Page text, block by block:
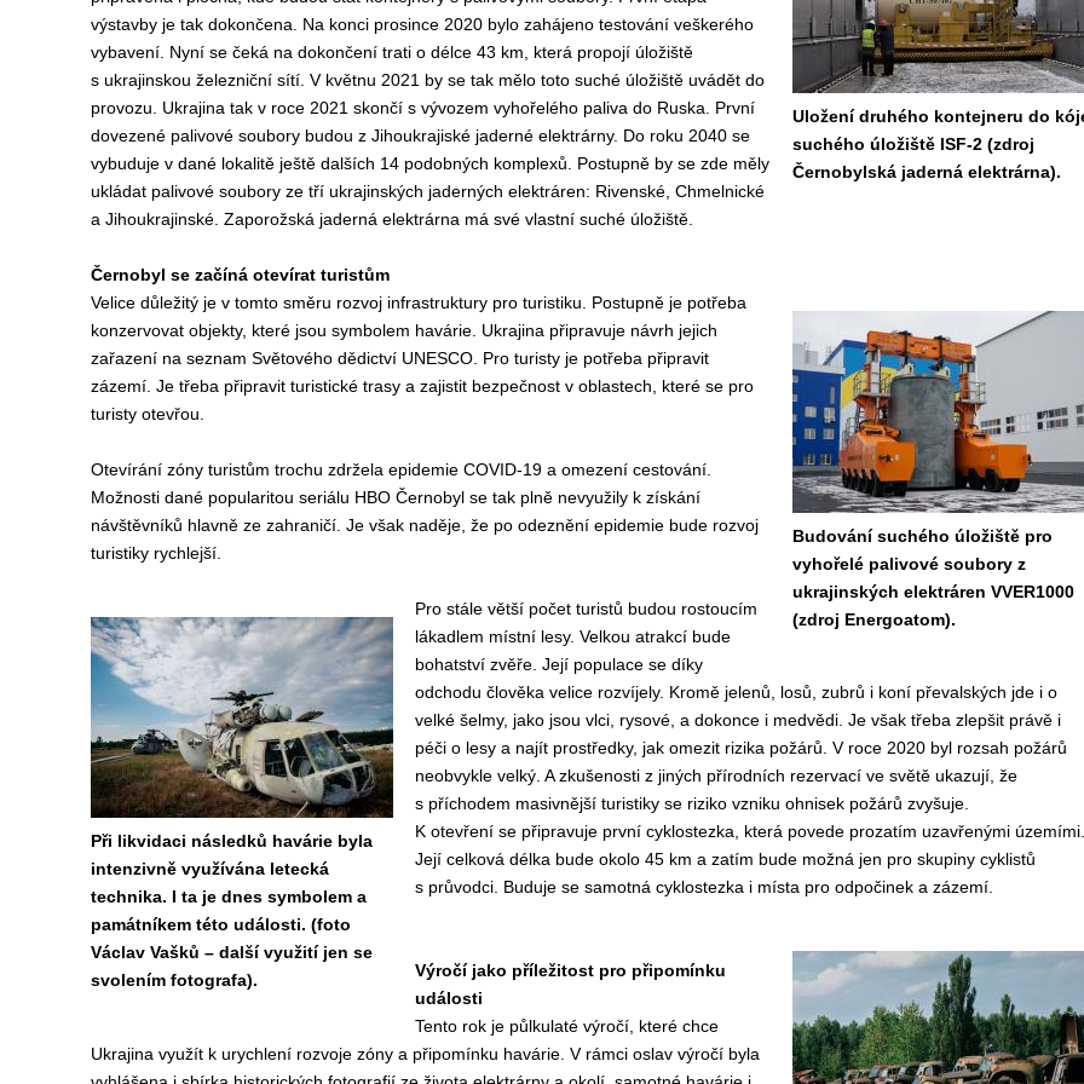
Uložení druhého kontejneru do
suchého úložiště ISF-2 (zdroj
Černobylská jaderná elektrárna).
výstavby je tak dokončena. Na konci prosince 2020 bylo zahájeno testování veškerého
vybavení. Nyní se čeká na dokončení trati o délce 43 km, která propojí úložiště
s ukrajinskou železniční sítí. V květnu 2021 by se tak mělo toto suché úložiště uvádět do
provozu. Ukrajina tak v roce 2021 skončí s vývozem vyhořelého paliva do Ruska. První
dovezené palivové soubory budou z Jihoukrajiské jaderné elektrárny. Do roku 2040 se
vybuduje v dané lokalitě ještě dalších 14 podobných komplexů. Postupně by se zde měly
ukládat palivové soubory ze tří ukrajinských jaderných elektráren: Rivenské, Chmelnické
a Jihoukrajinské. Zaporožská jaderná elektrárna má své vlastní suché úložiště.
Černobyl se začíná otevírat turistům
Budování suchého úložiště pro
vyhořelé palivové soubory z
ukrajinských elektráren VVER1000
(zdroj Energoatom).
Velice důležitý je v tomto směru rozvoj infrastruktury pro turistiku. Postupně je potřeba
konzervovat objekty, které jsou symbolem havárie. Ukrajina připravuje návrh jejich
zařazení na seznam Světového dědictví UNESCO. Pro turisty je potřeba připravit
zázemí. Je třeba připravit turistické trasy a zajistit bezpečnost v oblastech, které se pro
turisty otevřou.
Otevírání zóny turistům trochu zdržela epidemie COVID-19 a omezení cestování.
Možnosti dané popularitou seriálu HBO Černobyl se tak plně nevyužily k získání
návštěvníků hlavně ze zahraničí. Je však naděje, že po odeznění epidemie bude rozvoj
turistiky rychlejší.
Při likvidaci následků havárie byla
intenzivně využívána letecká
technika. I ta je dnes symbolem a
památníkem této události. (foto
Václav Vašků – další využití jen se
svolením fotografa).
Pro stále větší počet turistů budou rostoucím
lákadlem místní lesy. Velkou atrakcí bude
bohatství zvěře. Její populace se díky
odchodu člověka velice rozvíjely. Kromě jelenů, losů, zubrů i koní převalských jde i o
velké šelmy, jako jsou vlci, rysové, a dokonce i medvědi. Je však třeba zlepšit právě i
péči o lesy a najít prostředky, jak omezit rizika požárů. V roce 2020 byl rozsah požárů
neobvykle velký. A zkušenosti z jiných přírodních rezervací ve světě ukazují, že
s příchodem masivnější turistiky se riziko vzniku ohnisek požárů zvyšuje.
K otevření se připravuje první cyklostezka, která povede prozatím uzavřenými územími.
Její celková délka bude okolo 45 km a zatím bude možná jen pro skupiny cyklistů
s průvodci. Buduje se samotná cyklostezka i místa pro odpočinek a zázemí.
Výročí jako příležitost pro připomínku
události
Tento rok je půlkulaté výročí, které chce
Ukrajina využít k urychlení rozvoje zóny a připomínku havárie. V rámci oslav výročí byla